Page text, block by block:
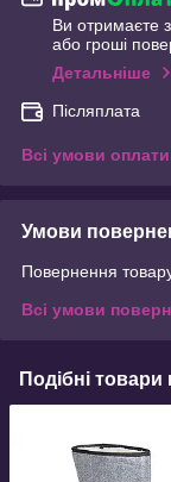
Ви отримаєте
або гроші
Детальніше
Післяплата
Всі умови оплати
Умови
Повернення
Всі умови
Подібні товари